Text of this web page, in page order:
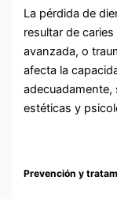
La pérdida de
resultar de
avanzada, o
afecta la
estéticas y
Prevención y